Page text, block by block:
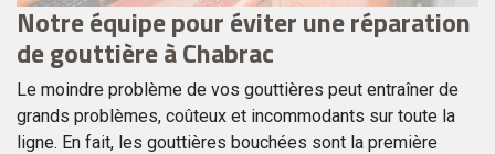
Notre équipe pour éviter une réparation
de gouttière à Chabrac
Le moindre problème de vos gouttières peut entraîner de
grands problèmes, coûteux et incommodants sur toute la
ligne. En fait, les gouttières bouchées sont la première